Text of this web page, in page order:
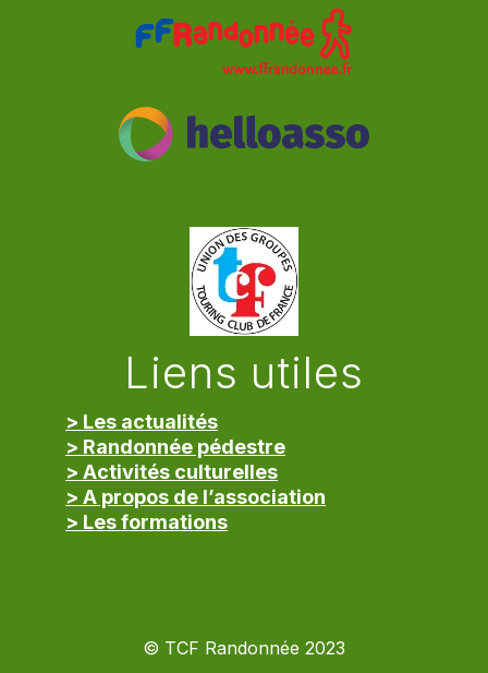
Liens utiles
> Les actualités
> Randonnée pédestre
> Activités culturelles
> A propos de l’association
> Les formations
© TCF Randonnée 2023